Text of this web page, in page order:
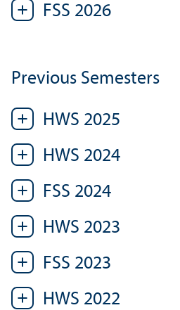
FSS 2026
Previous Semesters
HWS 2025
HWS 2024
FSS 2024
HWS 2023
FSS 2023
HWS 2022